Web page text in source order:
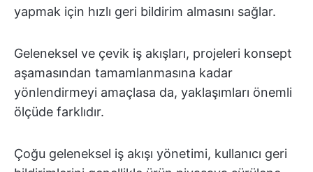
yapmak için hızlı geri bildirim almasını sağlar.
Geleneksel ve çevik iş akışları, projeleri konsept
aşamasından tamamlanmasına kadar
yönlendirmeyi amaçlasa da, yaklaşımları önemli
ölçüde farklıdır.
Çoğu geleneksel iş akışı yönetimi, kullanıcı geri